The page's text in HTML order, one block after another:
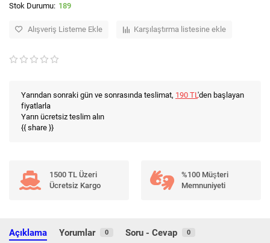
189
Alışveriş Listeme Ekle Karşılaştırma listesine ekle
Yarından sonraki gün ve sonrasında teslimat, 190 TL'den başlayan
fiyatlarla
Yarın ücretsiz teslim alın
{{ share }}
1500 TL Üzeri
Ücretsiz Kargo
%100 Müşteri
Memnuniyeti
Açıklama Yorumlar 0 Soru - Cevap 0